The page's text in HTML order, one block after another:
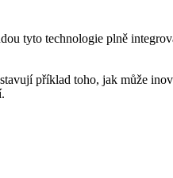
tyto technologie plně
příklad toho, jak může